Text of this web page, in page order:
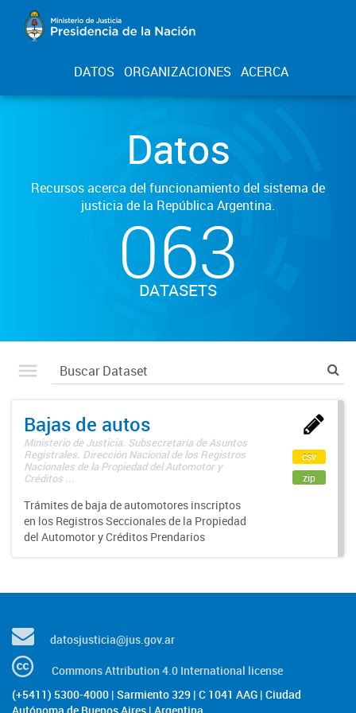
DATOS ORGANIZACIONES ACERCA
Datos
Recursos acerca del funcionamiento del sistema de
justicia de la República Argentina.
063
DATASETS
Bajas de autos
Ministerio de Justicia. Subsecretaría de Asuntos
Registrales. Dirección Nacional de los Registros
Nacionales de la Propiedad del Automotor y
Créditos ...
Trámites de baja de automotores inscriptos
en los Registros Seccionales de la Propiedad
del Automotor y Créditos Prendarios
csv
zip
datosjusticia@jus.gov.ar
Commons Attribution 4.0 International license
(+5411) 5300-4000 | Sarmiento 329 | C 1041 AAG | Ciudad